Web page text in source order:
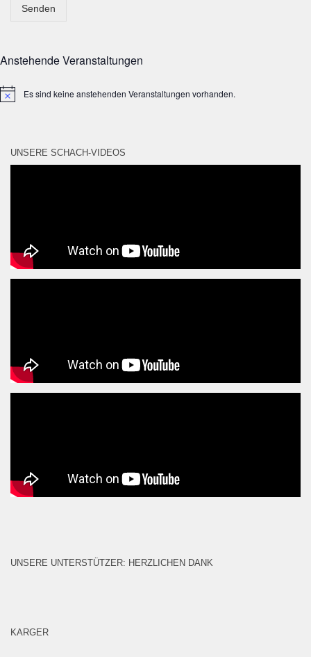
Senden
Anstehende Veranstaltungen
HinweisEs sind keine anstehenden Veranstaltungen vorhanden.
UNSERE SCHACH-VIDEOS
UNSERE UNTERSTÜTZER: HERZLICHEN DANK
KARGER